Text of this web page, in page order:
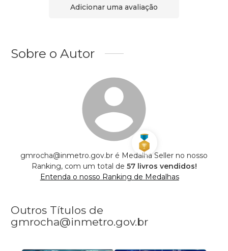
Adicionar uma avaliação
Sobre o Autor
gmrocha@inmetro.gov.br é Medalha Seller no nosso
Ranking, com um total de 57 livros vendidos!
Entenda o nosso Ranking de Medalhas
Outros Títulos de
gmrocha@inmetro.gov.br